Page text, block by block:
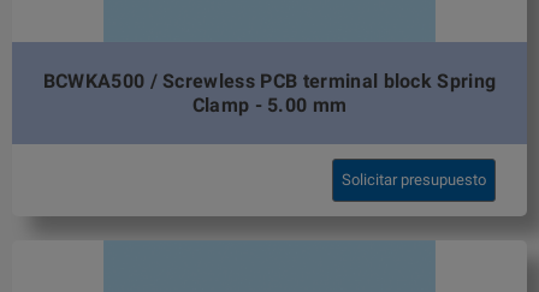
BCWKA500 / Screwless PCB terminal block Spring
Clamp - 5.00 mm
Solicitar presupuesto